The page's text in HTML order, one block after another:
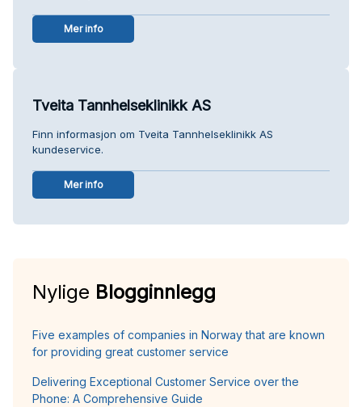
Mer info
Tveita Tannhelseklinikk AS
Finn informasjon om Tveita Tannhelseklinikk AS
kundeservice.
Mer info
Nylige Blogginnlegg
Five examples of companies in Norway that are known
for providing great customer service
Delivering Exceptional Customer Service over the
Phone: A Comprehensive Guide